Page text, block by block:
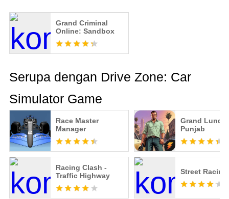
Grand Criminal
Online: Sandbox
Serupa dengan Drive Zone: Car
Simulator Game
Race Master
Manager
Grand Lund
Punjab
Racing Clash -
Traffic Highway
Street Racing